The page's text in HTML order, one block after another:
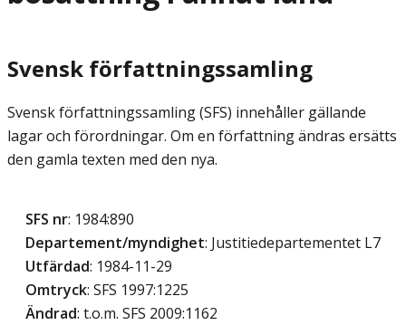
Svensk författningssamling
Svensk författningssamling (SFS) innehåller gällande
lagar och förordningar. Om en författning ändras ersätts
den gamla texten med den nya.
SFS nr: 1984:890
Departement/myndighet: Justitiedepartementet L7
Utfärdad: 1984-11-29
Omtryck: SFS 1997:1225
Ändrad: t.o.m. SFS 2009:1162